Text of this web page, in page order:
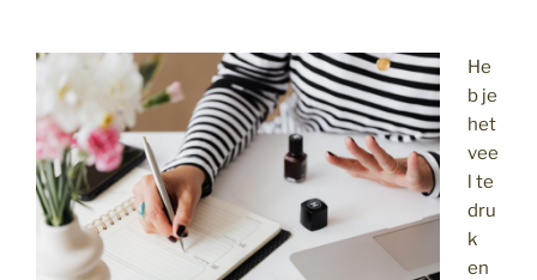
He
b je
het
vee
l te
dru
k
en